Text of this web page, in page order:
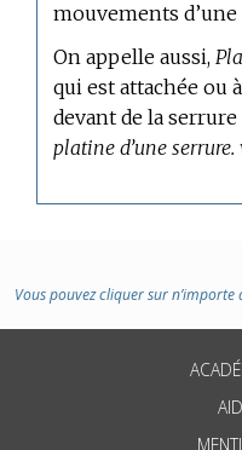
mouvements
On appelle aussi,
qui est attachée ou
devant de la
platine d’une
Vous pouvez cliquer sur